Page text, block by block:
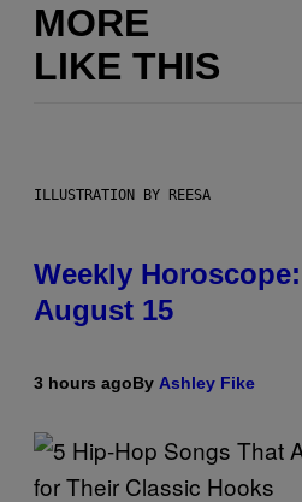
MORE
LIKE THIS
ILLUSTRATION BY REESA
Weekly
August 15
3 hours agoBy Ashley Fike